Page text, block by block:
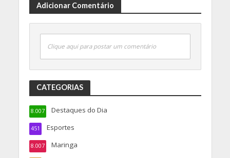
Adicionar Comentário
Clique aqui para postar um comentário
CATEGORIAS
Destaques do Dia
8.007
Esportes
451
Maringa
8.007